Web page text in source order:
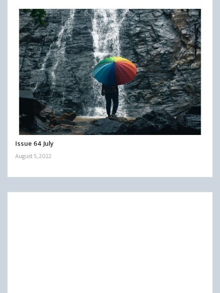
Issue 64 July
August 5, 2022